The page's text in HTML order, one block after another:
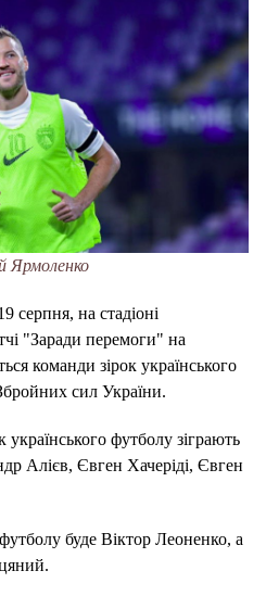
Ярмоленко
серпня, на стадіоні
"Заради перемоги" на
команди зірок українського
сил України.
футболу зіграють
Алієв, Євген Хачеріді, Євген
буде Віктор Леоненко, а